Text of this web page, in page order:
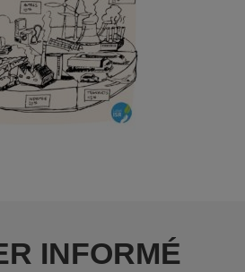
INFORMÉ